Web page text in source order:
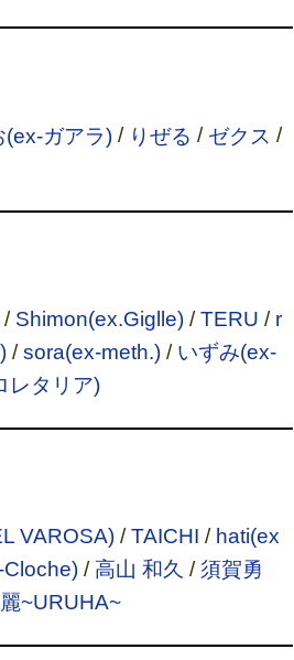
(ex-ガアラ)/ りぜる / ゼクス /
Shimon(ex.Giglle)/TERU / r
/sora(ex-meth.)/ いずみ(ex-
レタリア)
VAROSA)/TAICHI / hati(ex
Cloche)/高山 和久 / 須賀勇
麗~URUHA~